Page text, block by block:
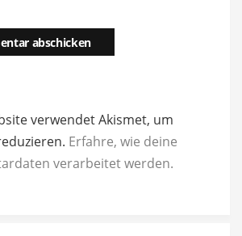
verwendet Akismet, um
Erfahre, wie deine
verarbeitet werden.